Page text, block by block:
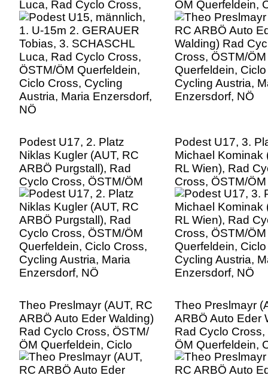
Luca, Rad Cyclo Cross,
ÖSTM/ÖM Querfeldein,
Ciclo Cross, Cycling
Austria, Maria Enzersdorf,
NÖ
ÖM Querfeldein,
Cross, Cycling
Maria
Podest U17, 2. Platz
Niklas Kugler (AUT, RC
ARBÖ Purgstall), Rad
Cyclo Cross, ÖSTM/ÖM
Querfeldein, Ciclo Cross,
Cycling Austria, Maria
Enzersdorf, NÖ
Podest U17, 3.
Michael Kominak
RL Wien), Rad
Cross, ÖSTM/ÖM
Querfeldein,
Cycling Austria,
Enzersdorf, NÖ
Theo Preslmayr (AUT, RC
ARBÖ Auto Eder Walding)
Rad Cyclo Cross, ÖSTM/
ÖM Querfeldein, Ciclo
Cross, Cycling Austria,
Maria Enzersdorf, NÖ
Theo Preslmayr
ARBÖ Auto Eder
Rad Cyclo Cross,
ÖM Querfeldein,
Cross, Cycling
Maria